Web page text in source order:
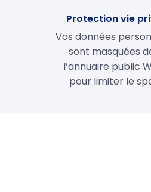
Protection vie
Vos données
sont masquées
l’annuaire public
pour limiter le